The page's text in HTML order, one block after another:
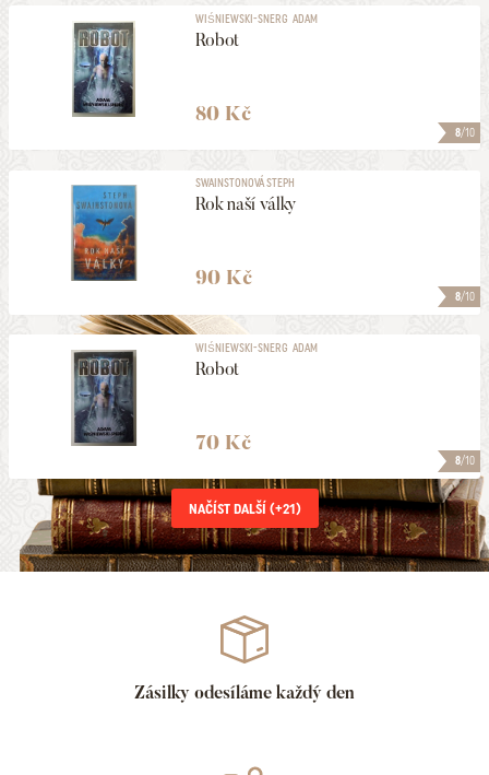
8/10
WIŚNIEWSKI-SNERG ADAM
Robot
80 Kč
8/10
SWAINSTONOVÁ STEPH
Rok naší války
90 Kč
8/10
WIŚNIEWSKI-SNERG ADAM
Robot
70 Kč
NAČÍST DALŠÍ (+21)
Zásilky odesíláme každý den